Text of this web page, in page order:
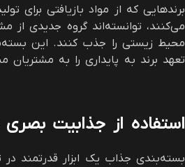
برندهایی که از مواد بازیافتی برای
می‌کنند، توانسته‌اند گروه جدیدی از
محیط زیستی را جذب کنند. این
تعهد برند به پایداری را به مشتریان
استفاده از جذابیت بصری
بسته‌بندی جذاب یک ابزار قدرتمند در